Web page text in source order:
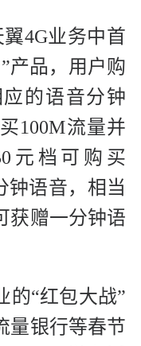
4G业务中首
产品，用户购
的语音分钟
100M流量并
元档可购买
钟语音，相当
获赠一分钟语
的“红包大战”
量银行等春节